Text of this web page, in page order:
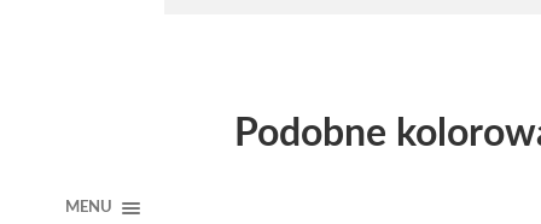
MENU
Podobne